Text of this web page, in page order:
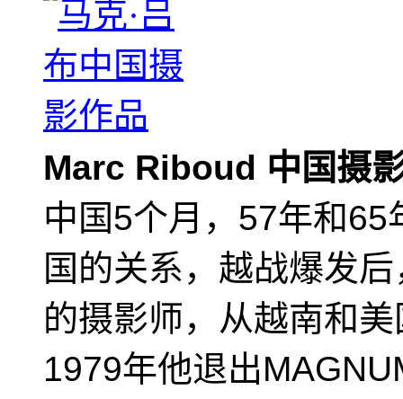
Marc Riboud 中国摄
中国5个月，57年和
国的关系，越战爆发
的摄影师，从越南和
1979年他退出